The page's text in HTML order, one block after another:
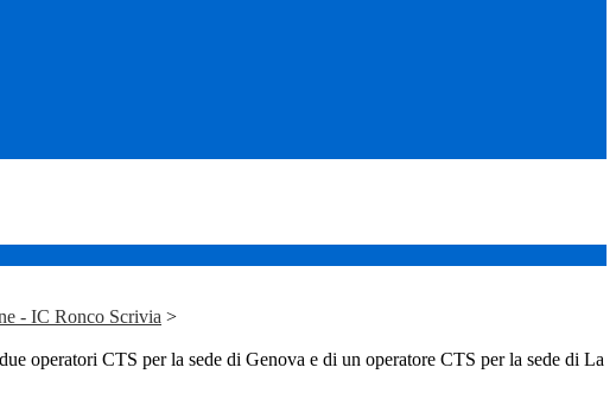
- IC Ronco Scrivia >
operatori CTS per la sede di Genova e di un operatore CTS per la sede di La